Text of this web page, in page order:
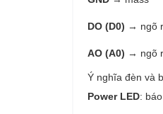
DO (D0) → ngõ
AO (A0) → ngõ
Ý nghĩa đèn và
Power LED: